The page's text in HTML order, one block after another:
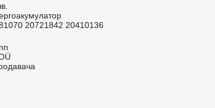
20721842 20410136